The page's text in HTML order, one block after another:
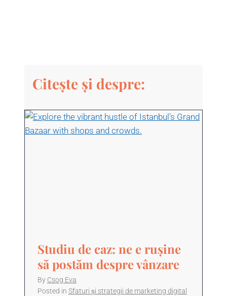
Citește și despre:
Studiu de caz: ne e rușine
să postăm despre vânzare
By Csog Eva
Posted in Sfaturi și strategii de marketing digital